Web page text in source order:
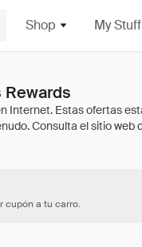
Shop My Stuff
cupón a tu carro.